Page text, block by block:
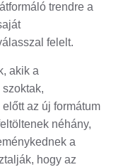
trendre a
felelt.
akik a
az új formátum
néhány,
a
hogy az